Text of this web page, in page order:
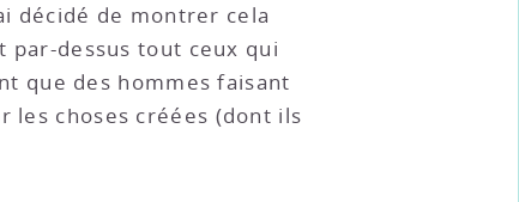
décidé de montrer cela
par-dessus tout ceux qui
que des hommes faisant
les choses créées (dont ils